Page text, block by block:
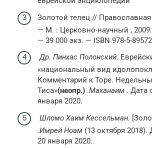
Золотой телец //
— М. : Церковно-научный ,
— 39 000 экз. — ISBN 978-5-
Др. Пинхас Полонский.
«национальный вид
Комментарий к Торе.
Тиса»(неопр.) .Маханаим . Дата
января 2020.
Шломо Хаим Кессельман.
.Имрей Ноам (13 октября
20 января 2020.